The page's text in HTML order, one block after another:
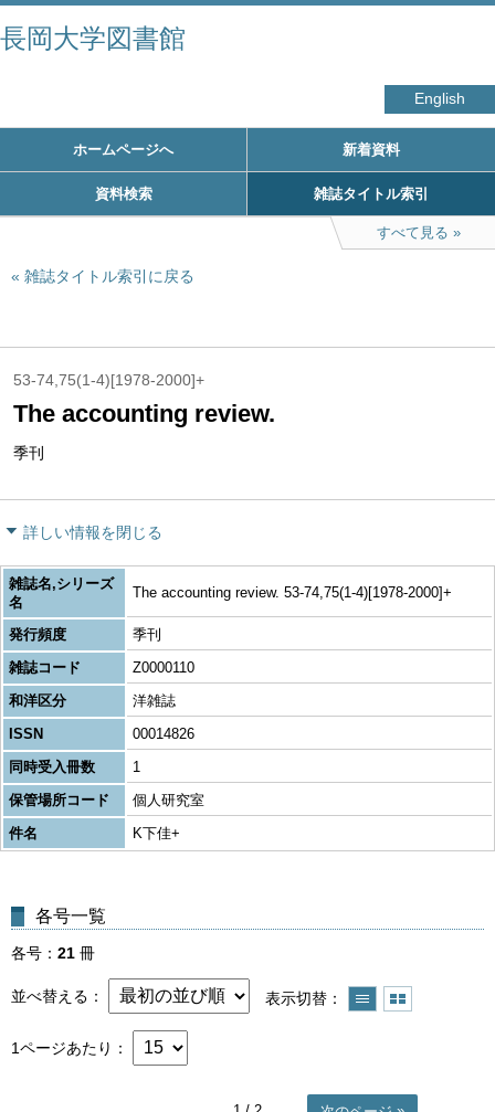
長岡大学図書館
English
ホームページへ 新着資料
資料検索 雑誌タイトル索引
すべて見る
雑誌タイトル索引に戻る
53-74,75(1-4)[1978-2000]+
The accounting review.
季刊
詳しい情報を閉じる
雑誌名,シリーズ
名
The accounting review. 53-74,75(1-4)[1978-2000]+
発行頻度
季刊
雑誌コード
Z0000110
和洋区分
洋雑誌
ISSN
00014826
同時受入冊数
1
保管場所コード
個人研究室
件名
K下佳+
各号一覧
各号 21 冊
並べ替える 表示切替
1ページあたり